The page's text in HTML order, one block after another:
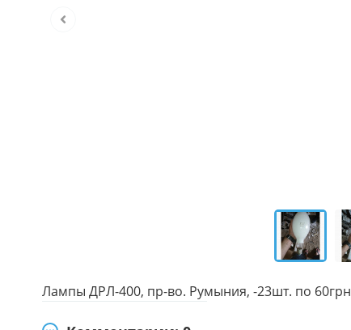
Лампы ДРЛ-400, пр-во. Румыния, -23шт. по 60грн